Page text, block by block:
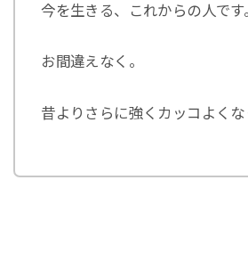
今を生きる、これからの人です
お間違えなく。
昔よりさらに強くカッコよくな